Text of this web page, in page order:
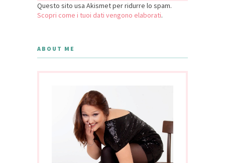
Questo sito usa Akismet per ridurre lo spam.
Scopri come i tuoi dati vengono elaborati.
ABOUT ME